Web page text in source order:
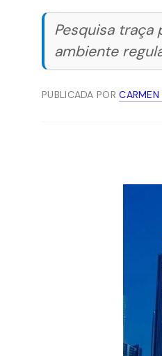
Pesquisa traça
ambiente
PUBLICADA POR